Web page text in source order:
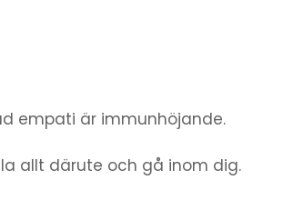
empati är immunhöjande.
allt därute och gå inom dig.